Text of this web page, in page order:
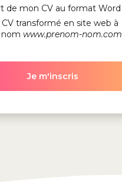
de mon CV au format Word
transformé en site web à
nomwww.prenom-nom.com
Je m'inscris